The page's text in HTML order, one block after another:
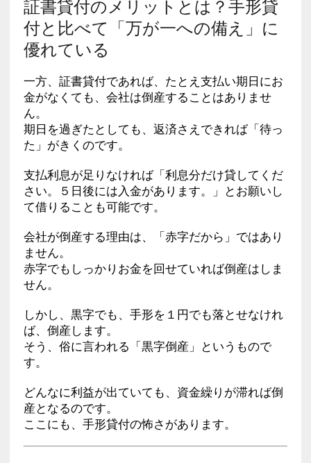
付と比べて「万が一への備え」に
優れている
一方、証書貸付であれば、たとえ支払い期日にお
金がなくても、会社は倒産することはありませ
ん。
期日を過ぎたとしても、返済さえできれば「待っ
た」がきくのです。
支払利息が足りなければ「利息分だけ貸してくだ
さい。５日後には入金があります。」とお願いし
て借りることも可能です。
会社が倒産する理由は、「赤字だから」ではあり
ません。
赤字でもしっかりお金を回せていれば倒産はしま
せん。
しかし、黒字でも、手形を１円でも落とせなけれ
ば、倒産します。
そう、俗に言われる「黒字倒産」というもので
す。
どんなに利益が出ていても、資金繰りが滞れば倒
産となるのです。
ここにも、手形貸付の怖さがあります。